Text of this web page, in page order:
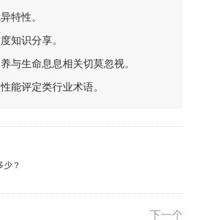
特性。
知识分享。
与生命息息相关切莫忽视。
能评定类行业术语。
少？
下一个